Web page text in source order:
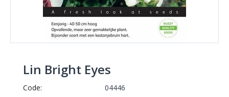
Lin Bright Eyes
Code: 04446